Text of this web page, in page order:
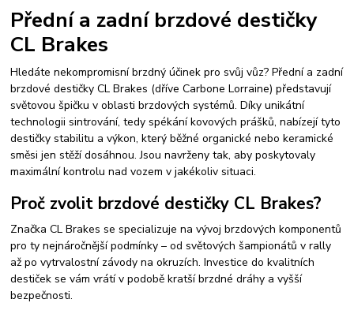
Přední a zadní brzdové destičky
CL Brakes
Hledáte nekompromisní brzdný účinek pro svůj vůz? Přední a zadní
brzdové destičky CL Brakes (dříve Carbone Lorraine) představují
světovou špičku v oblasti brzdových systémů. Díky unikátní
technologii sintrování, tedy spékání kovových prášků, nabízejí tyto
destičky stabilitu a výkon, který běžné organické nebo keramické
směsi jen stěží dosáhnou. Jsou navrženy tak, aby poskytovaly
maximální kontrolu nad vozem v jakékoliv situaci.
Proč zvolit brzdové destičky CL Brakes?
Značka CL Brakes se specializuje na vývoj brzdových komponentů
pro ty nejnáročnější podmínky – od světových šampionátů v rally
až po vytrvalostní závody na okruzích. Investice do kvalitních
destiček se vám vrátí v podobě kratší brzdné dráhy a vyšší
bezpečnosti.